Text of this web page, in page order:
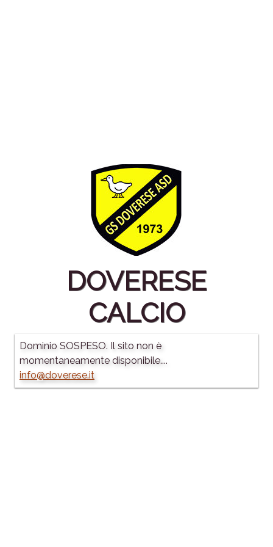
DOVERESE
CALCIO
Dominio SOSPESO. Il sito non è
momentaneamente disponibile....
info@doverese.it